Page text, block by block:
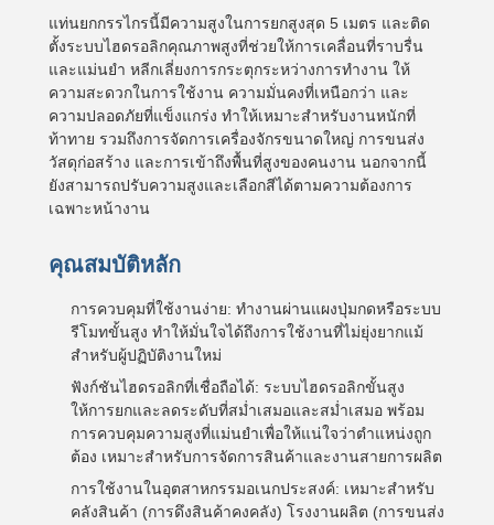
แท่นยกกรรไกรนี้มีความสูงในการยกสูงสุด 5 เมตร และติด
ตั้งระบบไฮดรอลิกคุณภาพสูงที่ช่วยให้การเคลื่อนที่ราบรื่น
และแม่นยำ หลีกเลี่ยงการกระตุกระหว่างการทำงาน ให้
ความสะดวกในการใช้งาน ความมั่นคงที่เหนือกว่า และ
ความปลอดภัยที่แข็งแกร่ง ทำให้เหมาะสำหรับงานหนักที่
ท้าทาย รวมถึงการจัดการเครื่องจักรขนาดใหญ่ การขนส่ง
วัสดุก่อสร้าง และการเข้าถึงพื้นที่สูงของคนงาน นอกจากนี้
ยังสามารถปรับความสูงและเลือกสีได้ตามความต้องการ
เฉพาะหน้างาน
คุณสมบัติหลัก
การควบคุมที่ใช้งานง่าย: ทำงานผ่านแผงปุ่มกดหรือระบบ
รีโมทขั้นสูง ทำให้มั่นใจได้ถึงการใช้งานที่ไม่ยุ่งยากแม้
สำหรับผู้ปฏิบัติงานใหม่
ฟังก์ชันไฮดรอลิกที่เชื่อถือได้: ระบบไฮดรอลิกขั้นสูง
ให้การยกและลดระดับที่สม่ำเสมอและสม่ำเสมอ พร้อม
การควบคุมความสูงที่แม่นยำเพื่อให้แน่ใจว่าตำแหน่งถูก
ต้อง เหมาะสำหรับการจัดการสินค้าและงานสายการผลิต
การใช้งานในอุตสาหกรรมอเนกประสงค์: เหมาะสำหรับ
คลังสินค้า (การดึงสินค้าคงคลัง) โรงงานผลิต (การขนส่ง